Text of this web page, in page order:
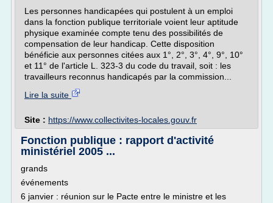
Les personnes handicapées qui postulent à un emploi
dans la fonction publique territoriale voient leur aptitude
physique examinée compte tenu des possibilités de
compensation de leur handicap. Cette disposition
bénéficie aux personnes citées aux 1°, 2°, 3°, 4°, 9°, 10°
et 11° de l'article L. 323-3 du code du travail, soit : les
travailleurs reconnus handicapés par la commission...
Lire la suite
Site : https://www.collectivites-locales.gouv.fr
Fonction publique : rapport d'activité
ministériel 2005 ...
grands
événements
6 janvier : réunion sur le Pacte entre le ministre et les